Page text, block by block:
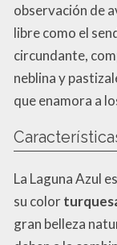
observación de
libre como el
circundante,
neblina y
que enamora a
La Laguna Azul
su color
gran belleza